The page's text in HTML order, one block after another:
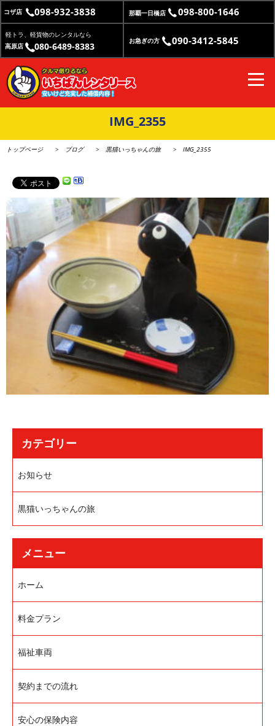
コザ店 098-932-3838 那覇一日橋店 098-800-1646
軽トラ、軽貨物のレンタルなら
高原店
080-6489-8383 お急ぎの方 090-3412-5845
IMG_2355
トップページ ブログ 黒猫いっちゃんの旅 IMG_2355
カテゴリー
お知らせ
黒猫いっちゃんの旅
メニュー
ホーム
料金プラン
福祉車両
契約までの流れ
安心の保険内容